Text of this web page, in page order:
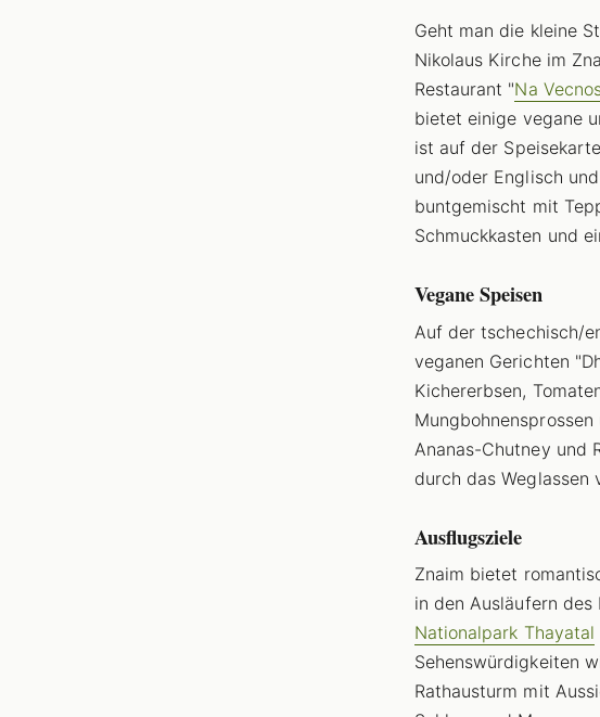
Geht man die kleine
Nikolaus Kirche im
Restaurant "Na
bietet einige vegane
ist auf der
und/oder Englisch
buntgemischt mit
Schmuckkasten und
Vegane Speisen
Auf der tschechisch/
veganen Gerichten
Kichererbsen,
Ananas-Chutney und
durch das Weglassen
Ausflugsziele
Znaim bietet
in den Ausläufern
Nationalpark Thayatal
Sehenswürdigkeiten
Rathausturm mit